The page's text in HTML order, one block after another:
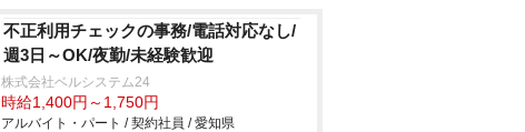
不正利用チェックの事務/電話対応なし/
週3日～OK/夜勤/未経験歓迎
株式会社ベルシステム24
時給1,400円～1,750円
アルバイト・パート / 契約社員 / 愛知県